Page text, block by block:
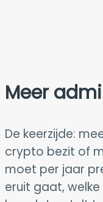
Meer
De keerzijde:
crypto bezit of
moet per jaar
eruit gaat,